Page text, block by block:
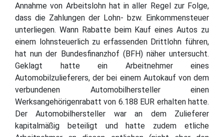
Annahme von Arbeitslohn hat in aller Regel zur Folge,
dass die Zahlungen der Lohn- bzw. Einkommensteuer
unterliegen. Wann Rabatte beim Kauf eines Autos zu
einem lohnsteuerlich zu erfassenden Drittlohn führen,
hat nun der Bundesfinanzhof (BFH) näher untersucht.
Geklagt hatte ein Arbeitnehmer eines
Automobilzulieferers, der bei einem Autokauf von dem
verbundenen Automobilhersteller einen
Werksangehörigenrabatt von 6.188 EUR erhalten hatte.
Der Automobilhersteller war an dem Zulieferer
kapitalmäßig beteiligt und hatte zudem etliche